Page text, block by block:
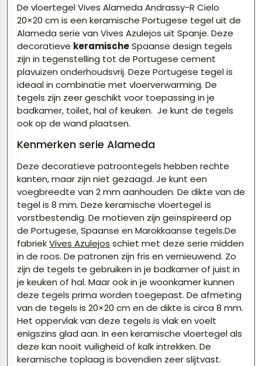
De vloertegel Vives Alameda Andrassy-R Cielo
20×20 cm is een keramische Portugese tegel uit de
Alameda serie van Vives Azulejos uit Spanje. Deze
decoratieve keramischeSpaanse design tegels
zijn in tegenstelling tot de Portugese cement
plavuizen onderhoudsvrij. Deze Portugese tegel is
ideaal in combinatie met vloerverwarming. De
tegels zijn zeer geschikt voor toepassing in je
badkamer, toilet, hal of keuken. Je kunt de tegels
ook op de wand plaatsen.
Kenmerken serie Alameda
Deze decoratieve patroontegels hebben rechte
kanten, maar zijn niet gezaagd. Je kunt een
voegbreedte van 2 mm aanhouden. De dikte van de
tegel is 8 mm. Deze keramische vloertegel is
vorstbestendig. De motieven zijn geïnspireerd op
de Portugese, Spaanse en Marokkaanse tegels.De
fabriekVives Azulejos schiet met deze serie midden
in de roos. De patronen zijn fris en vernieuwend. Zo
zijn de tegels te gebruiken in je badkamer of juist in
je keuken of hal. Maar ook in je woonkamer kunnen
deze tegels prima worden toegepast. De afmeting
van de tegels is 20×20 cm en de dikte is circa 8 mm.
Het oppervlak van deze tegels is vlak en voelt
enigszins glad aan. In een keramische vloertegel als
deze kan nooit vuiligheid of kalk intrekken. De
keramische toplaag is bovendien zeer slijtvast.